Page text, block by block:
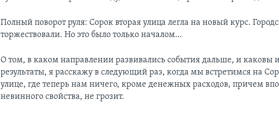
Полный поворот руля: Сорок вторая улица легла на новый курс.
торжествовали. Но это было только началом…
О том, в каком направлении развивались события дальше, и каковы
результаты, я расскажу в следующий раз, когда мы встретимся на
улице, где теперь нам ничего, кроме денежных расходов, причем
невинного свойства, не грозит.